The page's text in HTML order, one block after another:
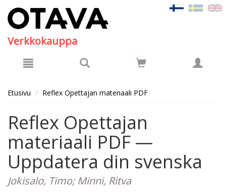
Verkkokauppa
Etusivu Reflex Opettajan materiaali PDF
Reflex Opettajan
materiaali PDF —
Uppdatera din svenska
Jokisalo, Timo; Minni, Ritva